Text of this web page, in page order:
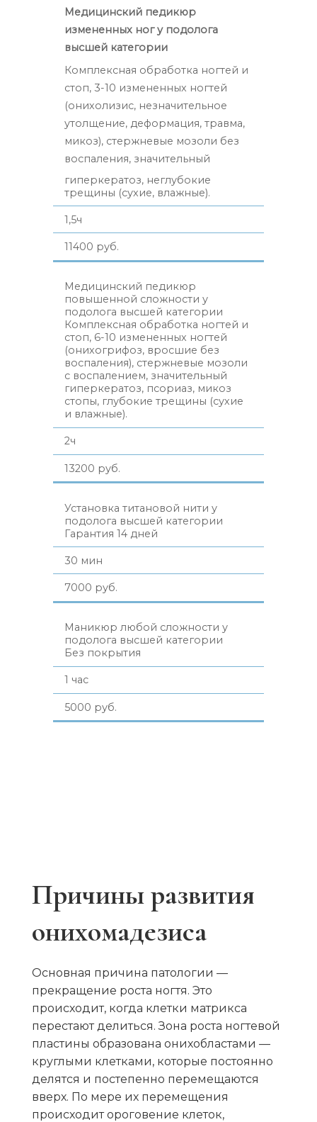
Медицинский педикюр
измененных ног у подолога
высшей категории
Комплексная обработка ногтей и
стоп, 3-10 измененных ногтей
(онихолизис, незначительное
утолщение, деформация, травма,
микоз), стержневые мозоли без
воспаления, значительный
гиперкератоз, неглубокие
трещины (сухие, влажные).
1,5ч
11400 руб.
Медицинский педикюр
повышенной сложности у
подолога высшей категории
Комплексная обработка ногтей и
стоп, 6-10 измененных ногтей
(онихогрифоз, вросшие без
воспаления), стержневые мозоли
с воспалением, значительный
гиперкератоз, псориаз, микоз
стопы, глубокие трещины (сухие
и влажные).
2ч
13200 руб.
Установка титановой нити у
подолога высшей категории
Гарантия 14 дней
30 мин
7000 руб.
Маникюр любой сложности у
подолога высшей категории
Без покрытия
1 час
5000 руб.
Причины развития
онихомадезиса
Основная причина патологии —
прекращение роста ногтя. Это
происходит, когда клетки матрикса
перестают делиться. Зона роста ногтевой
пластины образована онихобластами —
круглыми клетками, которые постоянно
делятся и постепенно перемещаются
вверх. По мере их перемещения
происходит ороговение клеток,